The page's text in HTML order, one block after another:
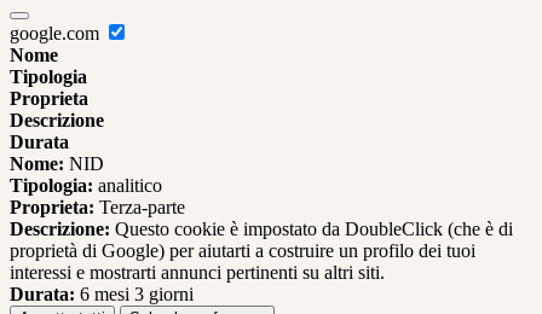
google.com
Nome
Tipologia
Proprieta
Descrizione
Durata
Nome: NID
Tipologia: analitico
Proprieta: Terza-parte
Descrizione: Questo cookie è impostato da DoubleClick (che è di
proprietà di Google) per aiutarti a costruire un profilo dei tuoi
interessi e mostrarti annunci pertinenti su altri siti.
Durata: 6 mesi 3 giorni